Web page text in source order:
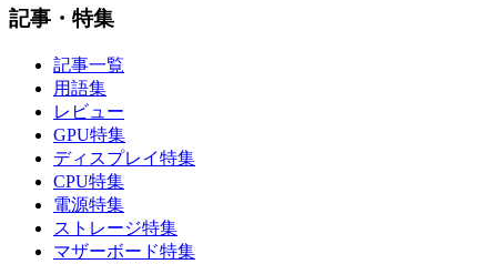
記事・特集
記事一覧
用語集
レビュー
GPU特集
ディスプレイ特集
CPU特集
電源特集
ストレージ特集
マザーボード特集